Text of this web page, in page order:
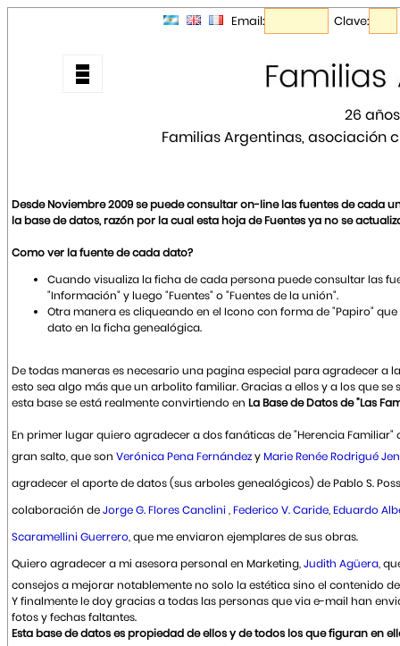
Email: Clave:
26
Familias Argentinas, asociación
Desde Noviembre 2009 se puede consultar on-line las fuentes de cada
la base de datos, razón por la cual esta hoja de Fuentes ya no se
Como ver la fuente de cada dato?
Cuando visualiza la ficha de cada persona puede consultar las
"Información" y luego "Fuentes" o "Fuentes de la unión".
Otra manera es cliqueando en el Icono con forma de "Papiro"
dato en la ficha genealógica.
De todas maneras es necesario una pagina especial para agradecer a
esto sea algo más que un arbolito familiar. Gracias a ellos y a los que se
esta base se está realmente convirtiendo en La Base de Datos de "Las
En primer lugar quiero agradecer a dos fanáticas de "Herencia Familiar"
gran salto, que son Verónica Pena FernándezyMarie Renée Rodrigué
agradecer el aporte de datos (sus arboles genealógicos) de Pablo S.
colaboración deJorge G. Flores Canclini ,Federico V. Caride,Eduardo
Scaramellini Guerrero, que me enviaron ejemplares de sus obras.
Quiero agradecer a mi asesora personal en Marketing,Judith Agüera,
consejos a mejorar notablemente no solo la estética sino el contenido
Y finalmente le doy gracias a todas las personas que via e-mail han
fotos y fechas faltantes.
Esta base de datos es propiedad de ellos y de todos los que figuran en